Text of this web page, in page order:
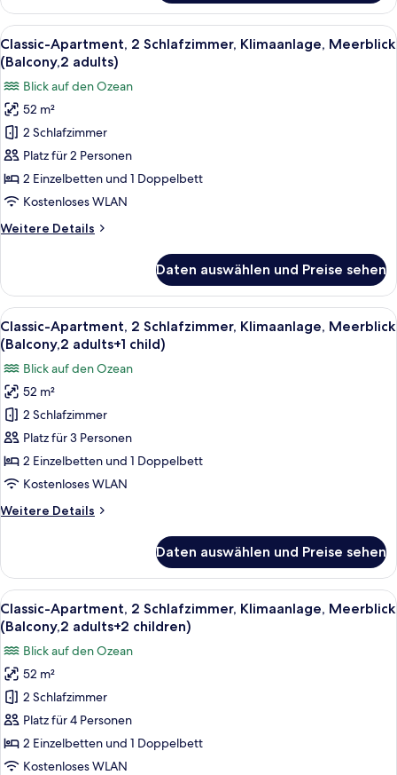
Apartment,
2 Schlafzimmer,
Klimaanlage,
Meerblick
(balcony,1
adult)
Alle
Fotos
für
Classic-
Apartment,
2 Schlafzimmer,
Klimaanlage,
Meerblick
(Balcony,2
anzeigen
Zimmersafe, kostenloses WLAN,
7
Classic-Apartment, 2 Schlafzimmer, Klimaanlage, Meerblick
(Balcony,2 adults)
Blick auf den Ozean
52 m²
2 Schlafzimmer
Platz für 2 Personen
2 Einzelbetten und 1 Doppelbett
Kostenloses WLAN
Weitere Details
Weitere
Apartment,
2 Schlafzimmer,
Klimaanlage,
Meerblick
(Balcony,2
adults)
Daten auswählen und Preise sehen
Alle
Fotos
für
Classic-
Apartment,
2 Schlafzimmer,
Klimaanlage,
Meerblick
(Balcony,2
child)
Zimmersafe, kostenloses WLAN,
7
Classic-Apartment, 2 Schlafzimmer, Klimaanlage, Meerblick
(Balcony,2 adults+1 child)
Blick auf den Ozean
52 m²
2 Schlafzimmer
Platz für 3 Personen
2 Einzelbetten und 1 Doppelbett
Kostenloses WLAN
Weitere Details
Weitere
Apartment,
2 Schlafzimmer,
Klimaanlage,
Meerblick
(Balcony,2
adults+1
child)
Daten auswählen und Preise sehen
Alle
Fotos
für
Classic-
Apartment,
2 Schlafzimmer,
Klimaanlage,
Meerblick
(Balcony,2
Zimmersafe, kostenloses WLAN,
7
Classic-Apartment, 2 Schlafzimmer, Klimaanlage, Meerblick
(Balcony,2 adults+2 children)
Blick auf den Ozean
52 m²
2 Schlafzimmer
Platz für 4 Personen
2 Einzelbetten und 1 Doppelbett
Kostenloses WLAN